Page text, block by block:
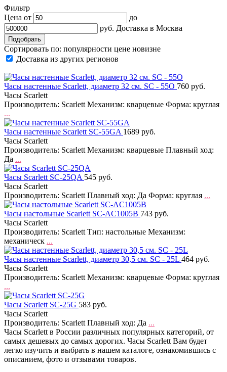
Фильтр
Цена от
до
руб. Доставка в Москва
Сортировать по: популярности цене новизне
Доставка из других регионов
Часы настенные Scarlett, диаметр 32 см. SC - 55O 760 руб.
Часы Scarlett
Производитель: Scarlett Механизм: кварцевые Форма: круглая
...
Часы настенные Scarlett SC-55GA 1689 руб.
Часы Scarlett
Производитель: Scarlett Механизм: кварцевые Плавный ход:
Да ...
Часы Scarlett SC-25QA 545 руб.
Часы Scarlett
Производитель: Scarlett Плавный ход: Да Форма: круглая ...
Часы настольные Scarlett SC-AC1005B 743 руб.
Часы Scarlett
Производитель: Scarlett Тип: настольные Механизм:
механическ ...
Часы настенные Scarlett, диаметр 30,5 см. SC - 25L 464 руб.
Часы Scarlett
Производитель: Scarlett Механизм: кварцевые Форма: круглая
...
Часы Scarlett SC-25G 583 руб.
Часы Scarlett
Производитель: Scarlett Плавный ход: Да ...
Часы Scarlett в России различных популярных категорий, от
самых дешевых до самых дорогих. Часы Scarlett Вам будет
легко изучить и выбрать в нашем каталоге, ознакомившись с
описанием, фото и отзывами товаров.